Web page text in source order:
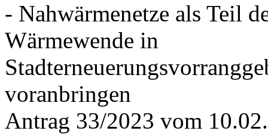
- Nahwärmenetze als Teil
Wärmewende in
voranbringen
Antrag 33/2023 vom